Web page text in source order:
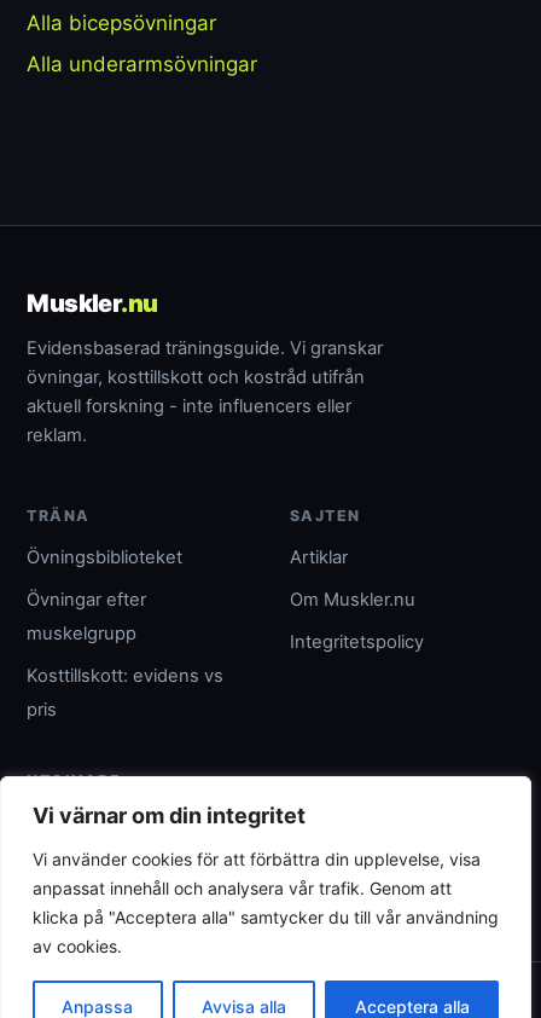
Vi värnar om din integritet
Vi använder cookies för att förbättra din upplevelse, visa
anpassat innehåll och analysera vår trafik. Genom att
klicka på "Acceptera alla" samtycker du till vår användning
av cookies.
Anpassa Avvisa alla Acceptera alla
Alla bicepsövningar
Alla underarmsövningar
Muskler.nu
Evidensbaserad träningsguide. Vi granskar
övningar, kosttillskott och kostråd utifrån
aktuell forskning - inte influencers eller
reklam.
TRÄNA
Övningsbiblioteket
Övningar efter
muskelgrupp
Kosttillskott: evidens vs
pris
SAJTEN
Artiklar
Om Muskler.nu
Integritetspolicy
UTGIVARE
Umpteenth Media
Org.nr 559183-3313
wave@umpteenth.media
© 2026 Muskler.nu